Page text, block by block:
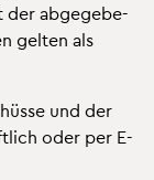
der ab­ge­ge­be­
gel­ten als
und der
oder per E-